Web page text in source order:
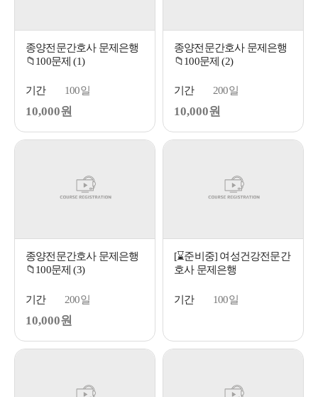
종양전문간호사 문제은행
📁100문제 (1)
기간 100일
10,000원
종양전문간호사 문제은행
📁100문제 (2)
기간 200일
10,000원
종양전문간호사 문제은행
📁100문제 (3)
기간 200일
10,000원
[⌛준비중] 여성건강전문간
호사 문제은행
기간 100일